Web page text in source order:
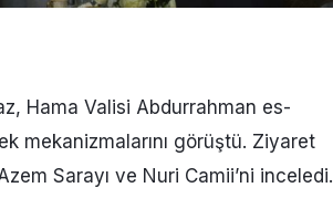
Hama Valisi Abdurrahman es-
mekanizmalarını görüştü. Ziyaret
Sarayı ve Nuri Camii’ni inceledi.